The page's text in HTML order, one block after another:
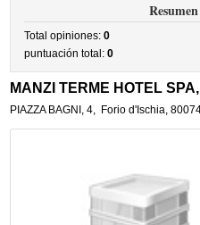
Total opiniones:0
puntuación total:0
MANZI TERME HOTEL
PIAZZA BAGNI, 4, Forio d'Ischia,